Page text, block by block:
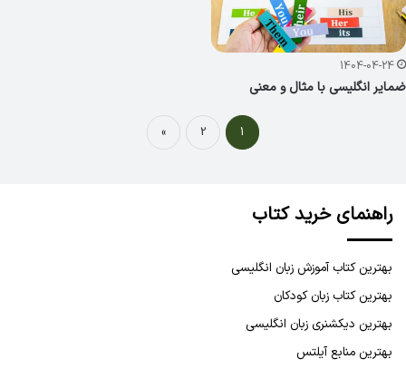
1404-04-24
ضمایر انگلیسی با مثال و معنی
1
2
»
راهنمای خرید کتاب
بهترین کتاب آموزش زبان انگلیسی
بهترین کتاب زبان کودکان
بهترین دیکشنری زبان انگلیسی
بهترین منابع آیلتس